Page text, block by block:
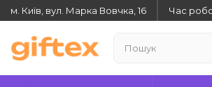
м. Київ, вул. Марка Вовчка, 16 Час